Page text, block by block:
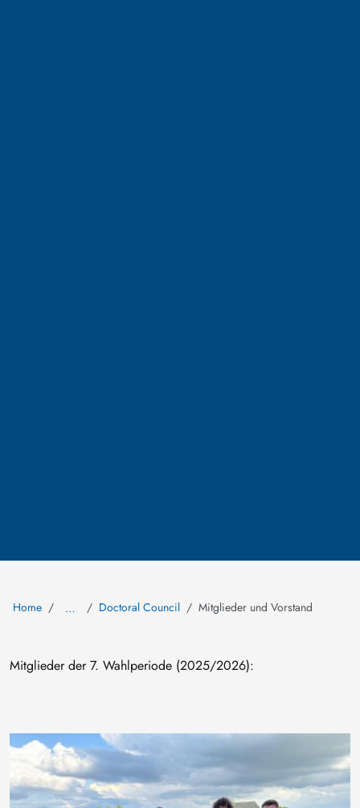
Home … Doctoral Council Mitglieder und Vorstand
Mitglieder der 7. Wahlperiode (2025/2026):
Image